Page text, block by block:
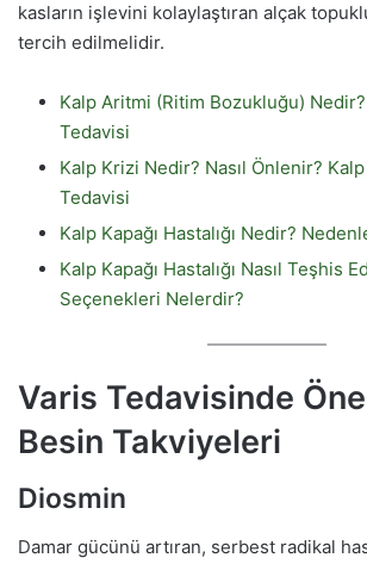
kasların işlevini kolaylaştıran alçak
tercih edilmelidir.
Kalp Aritmi (Ritim Bozukluğu)
Tedavisi
Kalp Krizi Nedir? Nasıl Önlenir?
Tedavisi
Kalp Kapağı Hastalığı Nedir?
Kalp Kapağı Hastalığı Nasıl Teşhis
Seçenekleri Nelerdir?
Varis Tedavisinde
Besin Takviyeleri
Diosmin
Damar gücünü artıran, serbest radikal